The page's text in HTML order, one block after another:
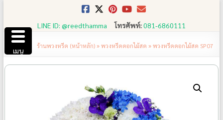
content
LINE ID: @reedthamma โทรศัพท์:081-6860111
ร้านพวงหรีด (หน้าหลัก)»พวงหรีดดอกไม้สด »พวงหรีดดอกไม้สด SP07
เมนู